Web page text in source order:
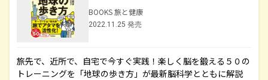
BOOKS 旅と健康
2022.11.25 発売
旅先で、近所で、自宅で今すぐ実践！楽しく脳を鍛える５０の
トレーニングを「地球の歩き方」が最新脳科学とともに解説